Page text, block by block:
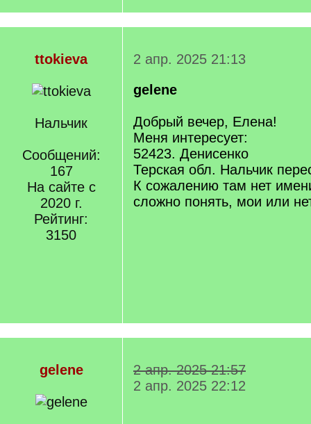
ttokieva
Нальчик
Сообщений:
167
На сайте с
2020 г.
Рейтинг:
3150
2 апр. 2025 21:13
gelene
Добрый вечер, Елена!
Меня интересует:
52423. Денисенко
Терская обл. Нальчик
К сожалению там нет
сложно понять, мои или
gelene
2 апр. 2025 21:57
2 апр. 2025 22:12